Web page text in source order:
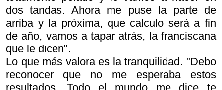
dos tandas. Ahora me puse la parte de
arriba y la próxima, que calculo será a fin
de año, vamos a tapar atrás, la franciscana
que le dicen".
Lo que más valora es la tranquilidad. "Debo
reconocer que no me esperaba estos
resultados. Todo el mundo me dice te